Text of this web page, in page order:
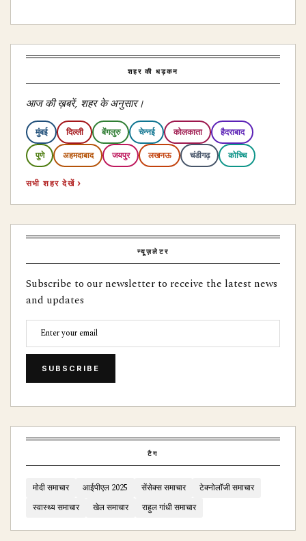
शहर की धड़कन
आज की ख़बरें, शहर के अनुसार।
मुंबई दिल्ली बेंगलुरु चेन्नई कोलकाता हैदराबाद
पुणे अहमदाबाद जयपुर लखनऊ चंडीगढ़ कोच्चि
सभी शहर देखें ›
न्यूज़लेटर
Subscribe to our newsletter to receive the latest news
and updates
SUBSCRIBE
टैग
मोदी समाचार आईपीएल 2025 सेंसेक्स समाचार
टेक्नोलॉजी समाचार
स्वास्थ्य समाचार
खेल समाचार राहुल गांधी समाचार